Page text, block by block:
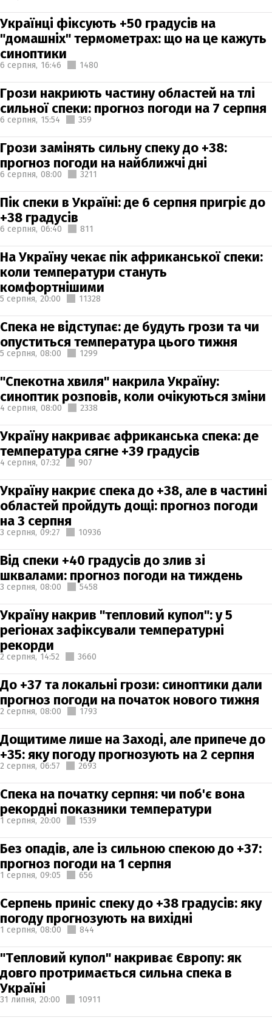
Українці фіксують +50 градусів на
"домашніх" термометрах: що на це кажуть
синоптики
6 серпня, 16:46 1480
Грози накриють частину областей на тлі
сильної спеки: прогноз погоди на 7 серпня
6 серпня, 15:54 359
Грози замінять сильну спеку до +38:
прогноз погоди на найближчі дні
6 серпня, 08:00 3211
Пік спеки в Україні: де 6 серпня пригріє до
+38 градусів
6 серпня, 06:40 811
На Україну чекає пік африканської спеки:
коли температури стануть
комфортнішими
5 серпня, 20:00 11328
Спека не відступає: де будуть грози та чи
опуститься температура цього тижня
5 серпня, 08:00 1299
"Спекотна хвиля" накрила Україну:
синоптик розповів, коли очікуються зміни
4 серпня, 08:00 2338
Україну накриває африканська спека: де
температура сягне +39 градусів
4 серпня, 07:32 907
Україну накриє спека до +38, але в частині
областей пройдуть дощі: прогноз погоди
на 3 серпня
3 серпня, 09:27 10936
Від спеки +40 градусів до злив зі
шквалами: прогноз погоди на тиждень
3 серпня, 08:00 5458
Україну накрив "тепловий купол": у 5
регіонах зафіксували температурні
рекорди
2 серпня, 14:52 3660
До +37 та локальні грози: синоптики дали
прогноз погоди на початок нового тижня
2 серпня, 08:00 1793
Дощитиме лише на Заході, але припече до
+35: яку погоду прогнозують на 2 серпня
2 серпня, 06:57 2693
Спека на початку серпня: чи поб'є вона
рекордні показники температури
1 серпня, 20:00 1539
Без опадів, але із сильною спекою до +37:
прогноз погоди на 1 серпня
1 серпня, 09:05 656
Серпень приніс спеку до +38 градусів: яку
погоду прогнозують на вихідні
1 серпня, 08:00 844
"Тепловий купол" накриває Європу: як
довго протримається сильна спека в
Україні
31 липня, 20:00 10911